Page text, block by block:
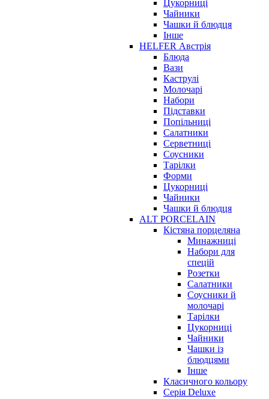
Цукорниці
Чайники
Чашки й блюдця
Інше
HELFER Австрія
Блюда
Вази
Каструлі
Молочарі
Набори
Підставки
Попільниці
Салатники
Серветниці
Соусники
Тарілки
Форми
Цукорниці
Чайники
Чашки й блюдця
ALT PORCELAIN
Кістяна порцеляна
Минажниці
Набори для
спецій
Розетки
Салатники
Соусники й
молочарі
Тарілки
Цукорниці
Чайники
Чашки із
блюдцями
Інше
Класичного кольору
Серія Deluxe